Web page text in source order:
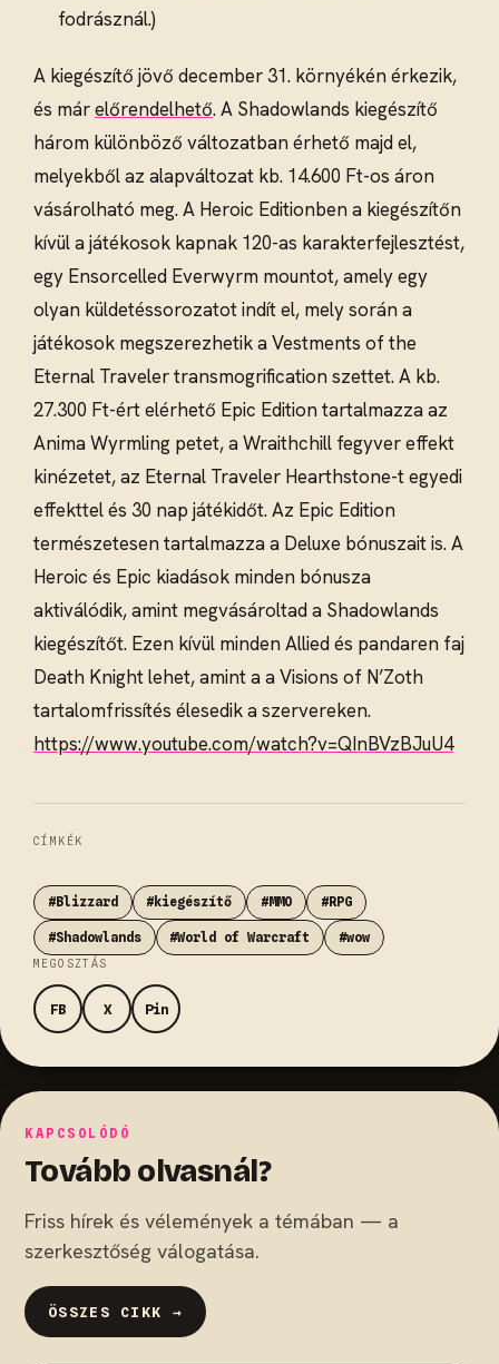
fodrásznál.)
A kiegészítő jövő december 31. környékén érkezik,
és márelőrendelhető. A Shadowlands kiegészítő
három különböző változatban érhető majd el,
melyekből az alapváltozat kb. 14.600 Ft-os áron
vásárolható meg. A Heroic Editionben a kiegészítőn
kívül a játékosok kapnak 120-as karakterfejlesztést,
egy Ensorcelled Everwyrm mountot, amely egy
olyan küldetéssorozatot indít el, mely során a
játékosok megszerezhetik a Vestments of the
Eternal Traveler transmogrification szettet. A kb.
27.300 Ft-ért elérhető Epic Edition tartalmazza az
Anima Wyrmling petet, a Wraithchill fegyver effekt
kinézetet, az Eternal Traveler Hearthstone-t egyedi
effekttel és 30 nap játékidőt. Az Epic Edition
természetesen tartalmazza a Deluxe bónuszait is. A
Heroic és Epic kiadások minden bónusza
aktiválódik, amint megvásároltad a Shadowlands
kiegészítőt. Ezen kívül minden Allied és pandaren faj
Death Knight lehet, amint a a Visions of N’Zoth
tartalomfrissítés élesedik a szervereken.
https://www.youtube.com/watch?v=QInBVzBJuU4
CÍMKÉK
#Blizzard #kiegészítő #MMO #RPG
#Shadowlands #World of Warcraft #wow
MEGOSZTÁS
FB X Pin
KAPCSOLÓDÓ
Tovább olvasnál?
Friss hírek és vélemények a témában — a
szerkesztőség válogatása.
ÖSSZES CIKK →